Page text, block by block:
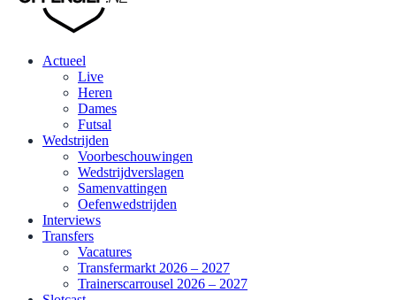
Actueel
Live
Heren
Dames
Futsal
Wedstrijden
Voorbeschouwingen
Wedstrijdverslagen
Samenvattingen
Oefenwedstrijden
Interviews
Transfers
Vacatures
Transfermarkt 2026 – 2027
Trainerscarrousel 2026 – 2027